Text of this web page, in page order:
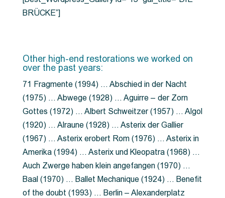
BRÜCKE”]
Other high-end restorations we worked on
over the past years:
71 Fragmente (1994) … Abschied in der Nacht
(1975) … Abwege (1928) … Aguirre – der Zorn
Gottes (1972) … Albert Schweitzer (1957) … Algol
(1920) … Alraune (1928) … Asterix der Gallier
(1967) … Asterix erobert Rom (1976) … Asterix in
Amerika (1994) … Asterix und Kleopatra (1968) …
Auch Zwerge haben klein angefangen (1970) …
Baal (1970) … Ballet Mechanique (1924) … Benefit
of the doubt (1993) … Berlin – Alexanderplatz